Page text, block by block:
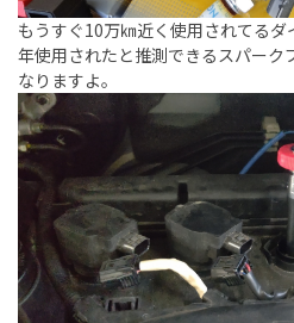
もうすぐ10万㎞近く使用されてる
年使用されたと推測できるスパーク
なりますよ。